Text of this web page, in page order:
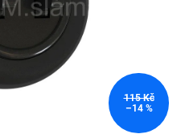
115 Kč
–14 %